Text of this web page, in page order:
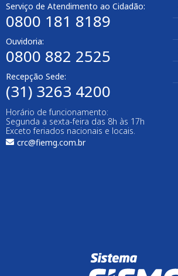
Serviço de Atendimento ao Cidadão:
0800 181 8189
Ouvidoria:
0800 882 2525​
Recepção Sede:
(31) 3263 4200
Horário de funcionamento:
Segunda a sexta-feira das 8h às 17h
Exceto feriados nacionais e locais.
crc@fiemg.com.br